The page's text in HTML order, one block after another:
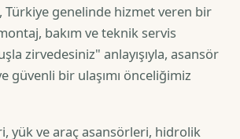
Türkiye genelinde hizmet veren bir
bakım ve teknik servis
zirvedesiniz" anlayışıyla, asansör
güvenli bir ulaşımı önceliğimiz
yük ve araç asansörleri, hidrolik